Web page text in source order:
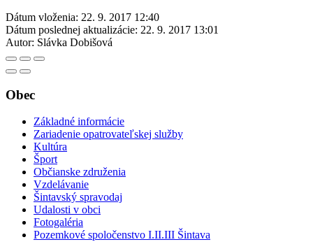
Dátum vloženia: 22. 9. 2017 12:40
Dátum poslednej aktualizácie: 22. 9. 2017 13:01
Autor: Slávka Dobišová
Obec
Základné informácie
Zariadenie opatrovateľskej služby
Kultúra
Šport
Občianske združenia
Vzdelávanie
Šintavský spravodaj
Udalosti v obci
Fotogaléria
Pozemkové spoločenstvo I.II.III Šintava